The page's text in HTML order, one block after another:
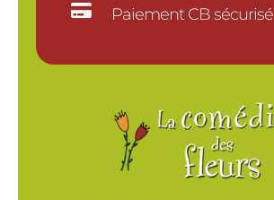
 Paiement CB sécurisé